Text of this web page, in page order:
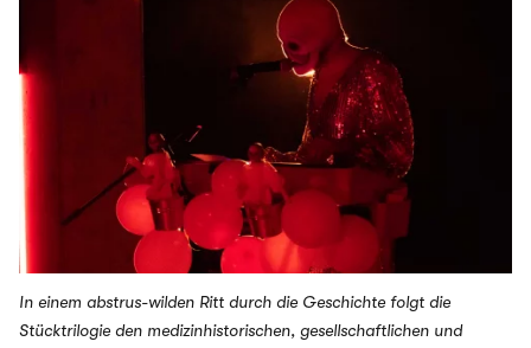
In einem abstrus-wilden Ritt durch die Geschichte folgt die
Stücktrilogie den medizinhistorischen, gesellschaftlichen und